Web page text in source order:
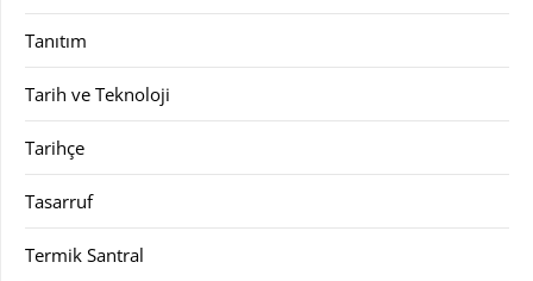
Tanıtım
Tarih ve Teknoloji
Tarihçe
Tasarruf
Termik Santral